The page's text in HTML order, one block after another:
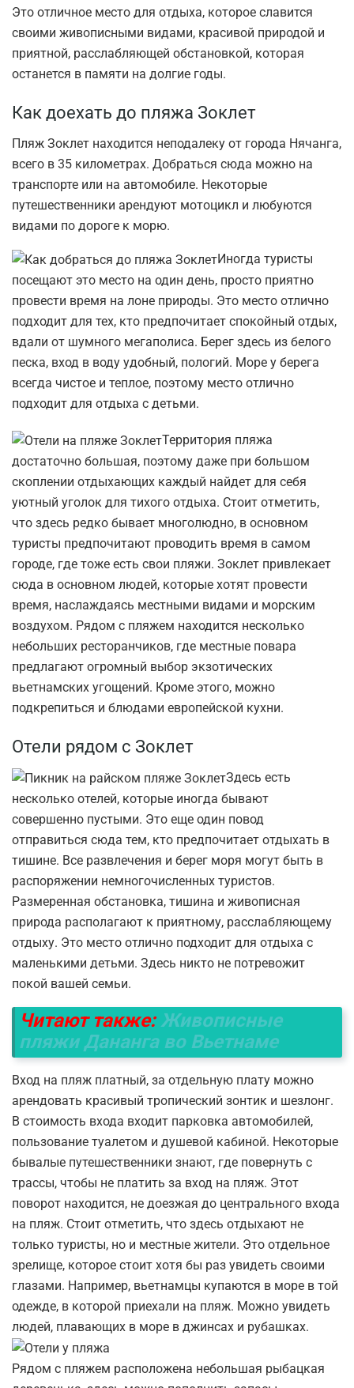
Это отличное место для отдыха, которое славится
своими живописными видами, красивой природой и
приятной, расслабляющей обстановкой, которая
останется в памяти на долгие годы.
Как доехать до пляжа Зоклет
Пляж Зоклет находится неподалеку от города Нячанга,
всего в 35 километрах. Добраться сюда можно на
транспорте или на автомобиле. Некоторые
путешественники арендуют мотоцикл и любуются
видами по дороге к морю.
Иногда туристы
посещают это место на один день, просто приятно
провести время на лоне природы. Это место отлично
подходит для тех, кто предпочитает спокойный отдых,
вдали от шумного мегаполиса. Берег здесь из белого
песка, вход в воду удобный, пологий. Море у берега
всегда чистое и теплое, поэтому место отлично
подходит для отдыха с детьми.
Территория пляжа
достаточно большая, поэтому даже при большом
скоплении отдыхающих каждый найдет для себя
уютный уголок для тихого отдыха. Стоит отметить,
что здесь редко бывает многолюдно, в основном
туристы предпочитают проводить время в самом
городе, где тоже есть свои пляжи. Зоклет привлекает
сюда в основном людей, которые хотят провести
время, наслаждаясь местными видами и морским
воздухом. Рядом с пляжем находится несколько
небольших ресторанчиков, где местные повара
предлагают огромный выбор экзотических
вьетнамских угощений. Кроме этого, можно
подкрепиться и блюдами европейской кухни.
Отели рядом с Зоклет
Здесь есть
несколько отелей, которые иногда бывают
совершенно пустыми. Это еще один повод
отправиться сюда тем, кто предпочитает отдыхать в
тишине. Все развлечения и берег моря могут быть в
распоряжении немногочисленных туристов.
Размеренная обстановка, тишина и живописная
природа располагают к приятному, расслабляющему
отдыху. Это место отлично подходит для отдыха с
маленькими детьми. Здесь никто не потревожит
покой вашей семьи.
Читают также: Живописные
пляжи Дананга во Вьетнаме
Вход на пляж платный, за отдельную плату можно
арендовать красивый тропический зонтик и шезлонг.
В стоимость входа входит парковка автомобилей,
пользование туалетом и душевой кабиной. Некоторые
бывалые путешественники знают, где повернуть с
трассы, чтобы не платить за вход на пляж. Этот
поворот находится, не доезжая до центрального входа
на пляж. Стоит отметить, что здесь отдыхают не
только туристы, но и местные жители. Это отдельное
зрелище, которое стоит хотя бы раз увидеть своими
глазами. Например, вьетнамцы купаются в море в той
одежде, в которой приехали на пляж. Можно увидеть
людей, плавающих в море в джинсах и рубашках.
Рядом с пляжем расположена небольшая рыбацкая